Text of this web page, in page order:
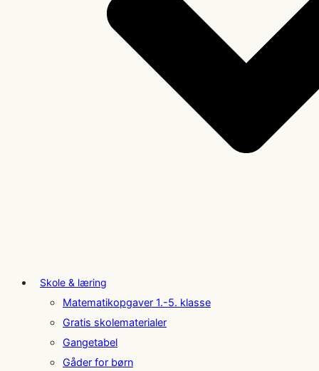
Skole & læring
Matematikopgaver 1.-5. klasse
Gratis skolematerialer
Gangetabel
Gåder for børn